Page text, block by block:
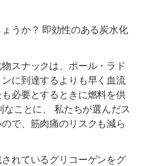
うか？ 即効性のある炭水化
スナックは、ポール・ラド
に到達するよりも早く血流
必要とするときに燃料を供
ことに、 私たちが選んだス
で、筋肉痛のリスクも減ら
れているグリコーゲンをグ